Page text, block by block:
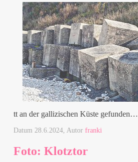
tt an der gallizischen Küste gefunden…
Datum 28.6.2024 , Autorfranki
Foto: Klotztor